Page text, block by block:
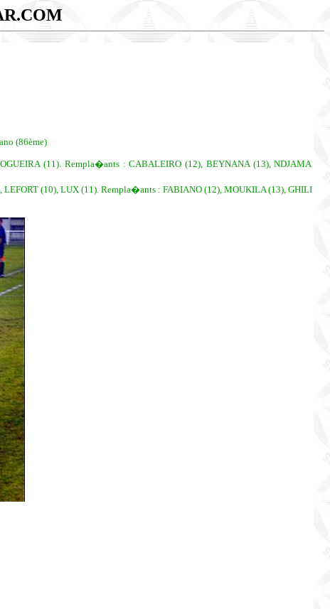
(86ème)
(11). Rempla�ants : CABALEIRO (12), BEYNANA (13), NDJAMA
LEFORT (10), LUX (11). Rempla�ants : FABIANO (12), MOUKILA (13), GHILI